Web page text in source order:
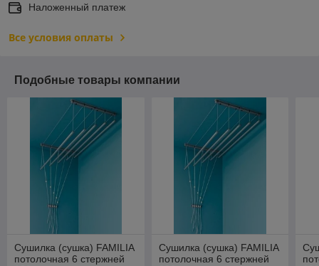
Наложенный платеж
Все условия оплаты
Подобные товары компании
Сушилка (сушка) FAMILIA
потолочная 6 стержней
Сушилка (сушка) FAMILIA
потолочная 6 стержней